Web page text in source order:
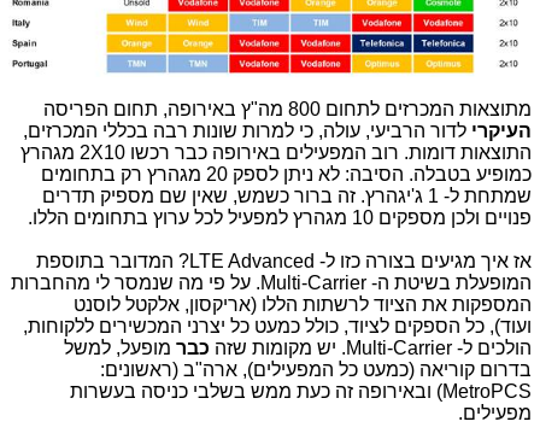
מתוצאות המכרזים לתחום 800 מה"ץ באירופה, תחום הפריסה
העיקרי לדור הרביעי, עולה, כי למרות שונות רבה בכללי המכרזים,
התוצאות דומות. רוב המפעילים באירופה כבר רכשו 2X10 מגהרץ
כמופיע בטבלה. הסיבה: לא ניתן
לספק 20 מגהרץ רק בתחומים
שמתחת ל- 1 ג'יגהרץ. זה ברור כשמש, שאין שם מספיק תדרים
פנויים ולכן מספקים 10 מגהרץ למפעיל לכל ערוץ בתחומים הללו.
אז איך מגיעים בצורה כזו ל- LTE Advanced? המדובר בתוספת
המופעלת בשיטת ה- Multi-Carrier. על פי מה שנמסר לי מהחברות
המספקות את הציוד לרשתות הללו (אריקסון, אלקטל לוסנט
ועוד), כל הספקים לציוד, כולל כמעט כל יצרני המכשירים ללקוחות,
הולכים ל- Multi-Carrier. יש מקומות שזה
כבר מופעל, למשל
בדרום קוריאה (כמעט כל המפעילים), ארה"ב (ראשונים:
MetroPCS) ובאירופה זה כעת ממש בשלבי כניסה בעשרות
מפעילים.